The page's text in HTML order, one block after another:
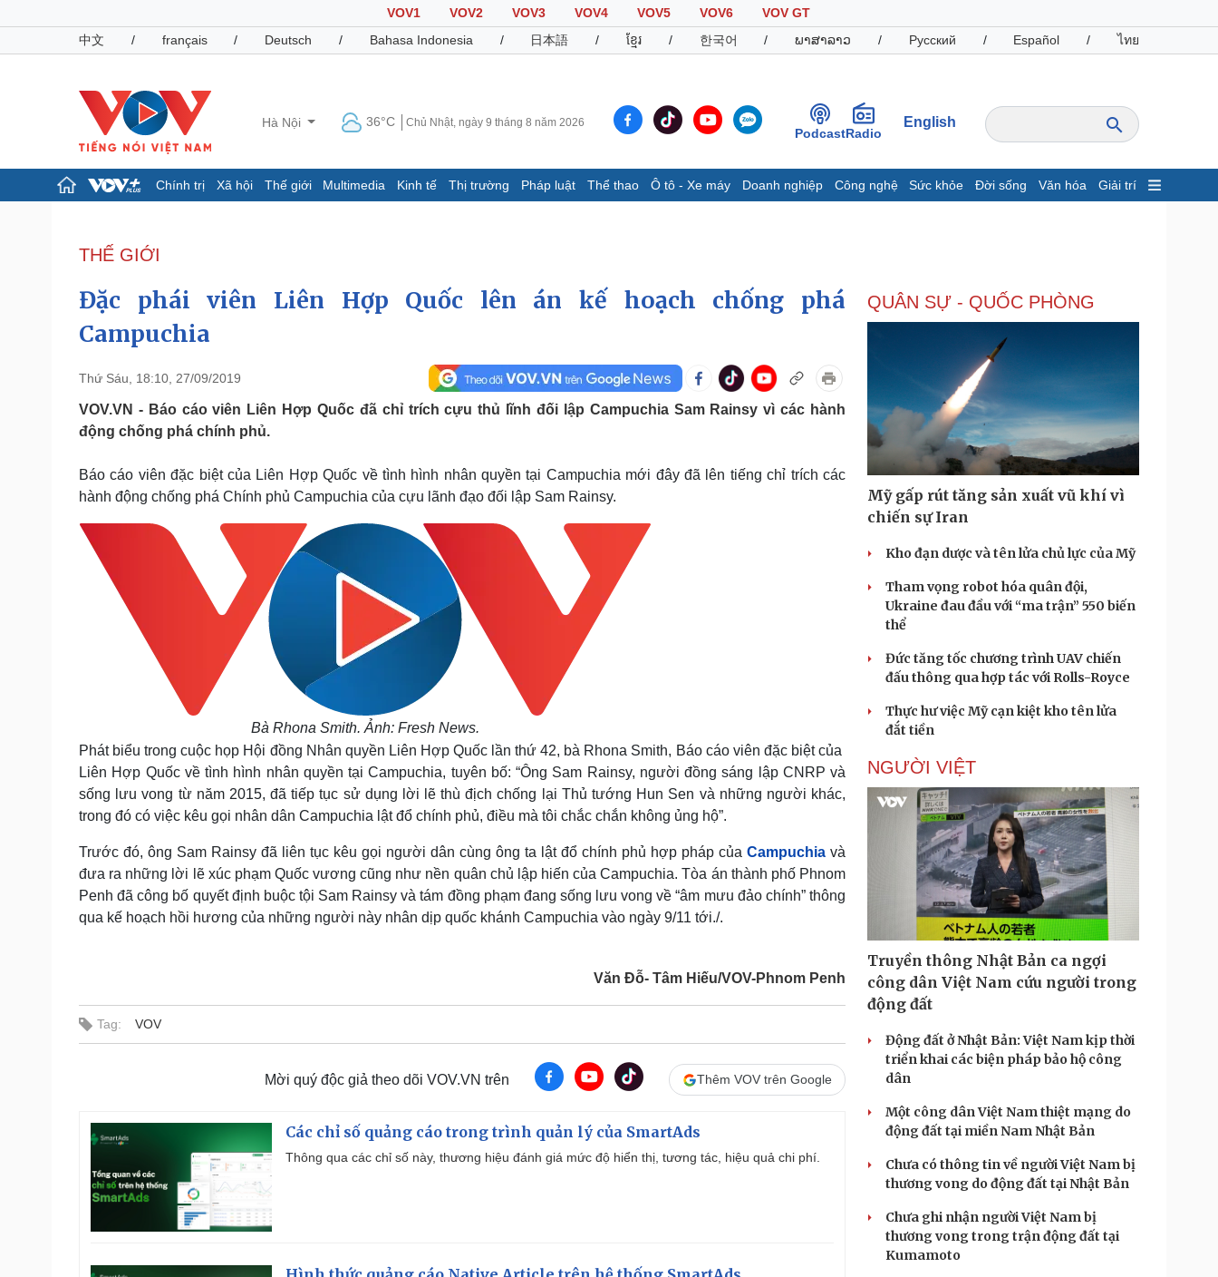
VOV1 VOV2 VOV3 VOV4 VOV5 VOV6
VOV GT
中文
/ français / Deutsch / Bahasa Indonesia / 日本語 / ខ្មែរ / 한국어 / ພາສາລາວ / Русский / Español / ไทย
Hà Nội 36°C Chủ Nhật, ngày 9 tháng 8 năm 2026
PodcastRadio
English
Chính trị Xã hội Thế giới Multimedia Kinh tế Thị trường Pháp luật Thể thao Ô tô - Xe máy Doanh nghiệp Công nghệ Sức khỏe Đời sống Văn hóa Giải trí
Đảng
Tổ chức nhân sự
Nhận diện sự thật
Dấu ấn VOV
Hồ sơ
Infographic
Chứng khoán
Giá cà phê
Pháp luật
Tin nóng
Tư vấn luật
Việt Nam
Phân tích
Thể thao
Lịch thi đấu bóng đá
Hậu trường
Ô tô - Xe máy
Xe máy
Doanh nghiệp
Doanh nghiệp 24h
Công nghệ
Sành điệu
Tin Công nghệ
Trải nghiệm
Chuyển đổi số
Sức khỏe
Dinh dưỡng - món ngon
Cây thuốc
Sản phụ khoa
Nhi khoa
Nam khoa
Làm đẹp - giảm cân
Phòng mạch online
Ăn sạch sống khỏe
Đời sống
Nhà đẹp
Tình yêu - Gia đình
Văn hóa
Sân khấu - Điện ảnh
Âm nhạc
Di sản
Nghệ sĩ
Thời trang
Sao Việt
Podcast
Đọc truyện đêm khuya
Kể chuyện cho bé
Hạt giống tâm hồn
THẾ GIỚI
Đặc phái viên Liên Hợp Quốc lên án kế hoạch chống phá
Campuchia
Thứ Sáu, 18:10, 27/09/2019
VOV.VN - Báo cáo viên Liên Hợp Quốc đã chỉ trích cựu thủ lĩnh đối lập Campuchia Sam Rainsy vì các hành
động chống phá chính phủ.
Báo cáo viên đặc biệt của Liên Hợp Quốc về tình hình nhân quyền tại Campuchia mới đây đã lên tiếng chỉ trích các
hành động chống phá Chính phủ Campuchia của cựu lãnh đạo đối lập Sam Rainsy.
Bà Rhona Smith. Ảnh: Fresh News.
Phát biểu trong cuộc họp Hội đồng Nhân quyền Liên Hợp Quốc lần thứ 42, bà Rhona Smith, Báo cáo viên đặc biệt của
Liên Hợp Quốc về tình hình nhân quyền tại Campuchia, tuyên bố: “Ông Sam Rainsy, người đồng sáng lập CNRP và
sống lưu vong từ năm 2015, đã tiếp tục sử dụng lời lẽ thù địch chống lại Thủ tướng Hun Sen và những người khác,
trong đó có việc kêu gọi nhân dân Campuchia lật đổ chính phủ, điều mà tôi chắc chắn không ủng hộ”.
Trước đó, ông Sam Rainsy đã liên tục kêu gọi người dân cùng ông ta lật đổ chính phủ hợp pháp của Campuchia và
đưa ra những lời lẽ xúc phạm Quốc vương cũng như nền quân chủ lập hiến của Campuchia. Tòa án thành phố Phnom
Penh đã công bố quyết định buộc tội Sam Rainsy và tám đồng phạm đang sống lưu vong về “âm mưu đảo chính” thông
qua kế hoạch hồi hương của những người này nhân dịp quốc khánh Campuchia vào ngày 9/11 tới./.
Văn Đỗ- Tâm Hiếu/VOV-Phnom Penh
Tag: VOV
Mời quý độc giả theo dõi VOV.VN trên Thêm VOV trên Google
Các chỉ số quảng cáo trong trình quản lý của SmartAds
Thông qua các chỉ số này, thương hiệu đánh giá mức độ hiển thị, tương tác, hiệu quả chi phí.
QUÂN SỰ - QUỐC PHÒNG
Mỹ gấp rút tăng sản xuất vũ khí vì
chiến sự Iran
Kho đạn dược và tên lửa chủ lực của Mỹ
Tham vọng robot hóa quân đội,
Ukraine đau đầu với “ma trận” 550 biến
thể
Đức tăng tốc chương trình UAV chiến
đấu thông qua hợp tác với Rolls-Royce
Thực hư việc Mỹ cạn kiệt kho tên lửa
đắt tiền
NGƯỜI VIỆT
Truyền thông Nhật Bản ca ngợi
công dân Việt Nam cứu người trong
động đất
Động đất ở Nhật Bản: Việt Nam kịp thời
triển khai các biện pháp bảo hộ công
dân
Một công dân Việt Nam thiệt mạng do
động đất tại miền Nam Nhật Bản
Chưa có thông tin về người Việt Nam bị
thương vong do động đất tại Nhật Bản
Chưa ghi nhận người Việt Nam bị
thương vong trong trận động đất tại
Kumamoto